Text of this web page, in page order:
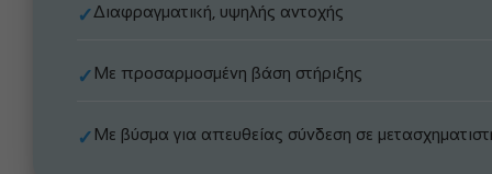
✓Διαφραγματική, υψηλής αντοχής
✓ Με προσαρμοσμένη βάση στήριξης
✓ Με βύσμα για απευθείας σύνδεση σε